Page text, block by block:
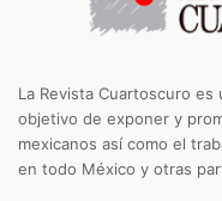
La Revista Cuartoscuro
objetivo de exponer y
mexicanos así como el
en todo México y otras